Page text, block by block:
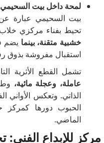
لمحة داخل بيت السحيمي
بيت السحيمي عبارة
تحيط بفناء مركزي
خشبية متقنة، بينما يضم
استقبال مفروشة بذوق
تشمل القطع الأثرية
عاملة، وعجلة مائية،
الذاتي. وتعكس الأواني
الحبوب دورها كمركز
الماضي.
مركز للإبداع